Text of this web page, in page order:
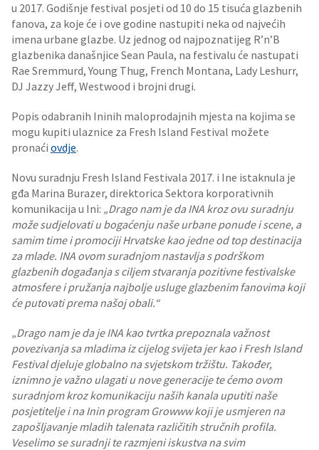
u 2017. Godišnje festival posjeti od 10 do 15 tisuća glazbenih
fanova, za koje će i ove godine nastupiti neka od najvećih
imena urbane glazbe. Uz jednog od najpoznatijeg R’n’B
glazbenika današnjice Sean Paula, na festivalu će nastupati
Rae Sremmurd, Young Thug, French Montana, Lady Leshurr,
DJ Jazzy Jeff, Westwood i brojni drugi.
Popis odabranih Ininih maloprodajnih mjesta na kojima se
mogu kupiti ulaznice za Fresh Island Festival možete
pronaći ovdje.
Novu suradnju Fresh Island Festivala 2017. i Ine istaknula je
gđa Marina Burazer, direktorica Sektora korporativnih
komunikacija u Ini: „Drago nam je da INA kroz ovu suradnju
može sudjelovati u bogaćenju naše urbane ponude i scene, a
samim time i promociji Hrvatske kao jedne od top destinacija
za mlade. INA ovom suradnjom nastavlja s podrškom
glazbenih događanja s ciljem stvaranja pozitivne festivalske
atmosfere i pružanja najbolje usluge glazbenim fanovima koji
će putovati prema našoj obali.“
„Drago nam je da je INA kao tvrtka prepoznala važnost
povezivanja sa mladima iz cijelog svijeta jer kao i Fresh Island
Festival djeluje globalno na svjetskom tržištu. Također,
iznimno je važno ulagati u nove generacije te ćemo ovom
suradnjom kroz komunikaciju naših kanala uputiti naše
posjetitelje i na Inin program Growww koji je usmjeren na
zapošljavanje mladih talenata različitih stručnih profila.
Veselimo se suradnji te razmjeni iskustva na svim